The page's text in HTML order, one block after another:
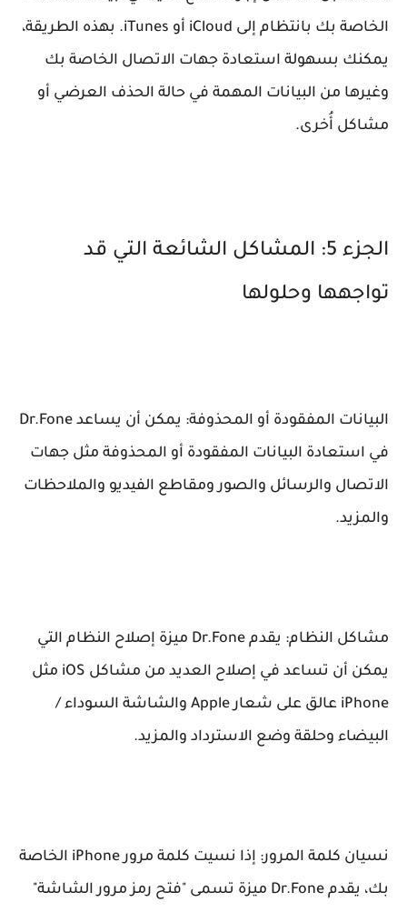
الخاصة بك بانتظام إلى iCloud أو iTunes. بهذه الطريقة،
يمكنك بسهولة استعادة جهات الاتصال الخاصة بك
وغيرها من البيانات المهمة في حالة الحذف العرضي أو
مشاكل أُخرى.
الجزء 5: المشاكل الشائعة التي قد
تواجهها وحلولها
البيانات المفقودة أو المحذوفة: يمكن أن يساعد Dr.Fone
في استعادة البيانات المفقودة أو المحذوفة مثل جهات
الاتصال والرسائل والصور ومقاطع الفيديو والملاحظات
والمزيد.
مشاكل النظام: يقدم Dr.Fone ميزة إصلاح النظام التي
يمكن أن تساعد في إصلاح العديد من مشاكل iOS مثل
iPhone عالق على شعار Apple والشاشة السوداء /
البيضاء وحلقة وضع الاسترداد والمزيد.
نسيان كلمة المرور: إذا نسيت كلمة مرور iPhone الخاصة
بك، يقدم Dr.Fone ميزة تسمى "فتح رمز مرور الشاشة"